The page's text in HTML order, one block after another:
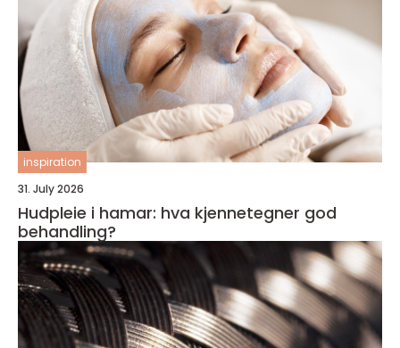
inspiration
31. July 2026
Hudpleie i hamar: hva kjennetegner god
behandling?